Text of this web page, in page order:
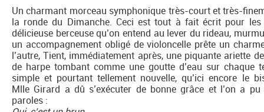
Un charmant morceau symphonique très-court et très-
la ronde du Dimanche. Ceci est tout à fait écrit pour
délicieuse berceuse qu’on entend au lever du rideau,
un accompagnement obligé de violoncelle prête un
l’autre, Tient, immédiatement après, une piquante ariette
de harpe tombant comme une goutte d’eau sur chaque
simple et pourtant tellement nouvelle, qu’ici encore le
Mlle Girard a dû s’exécuter de bonne grâce et l’on a
paroles :